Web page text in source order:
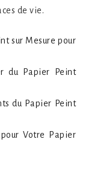
de vie.
sur Mesure pour
du Papier Peint
du Papier Peint
Votre Papier